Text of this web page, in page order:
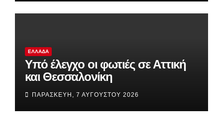
ΕΛΛΆΔΑ
Υπό έλεγχο οι φωτιές σε Αττική
και Θεσσαλονίκη
ΠΑΡΑΣΚΕΥΉ, 7 ΑΥΓΟΎΣΤΟΥ 2026